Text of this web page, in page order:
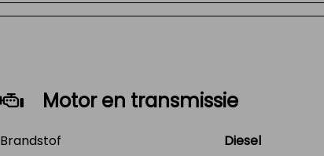
Motor en transmissie
Brandstof
Diesel